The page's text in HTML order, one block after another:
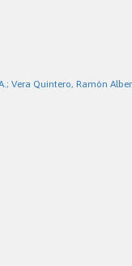
Vera Quintero, Ramón